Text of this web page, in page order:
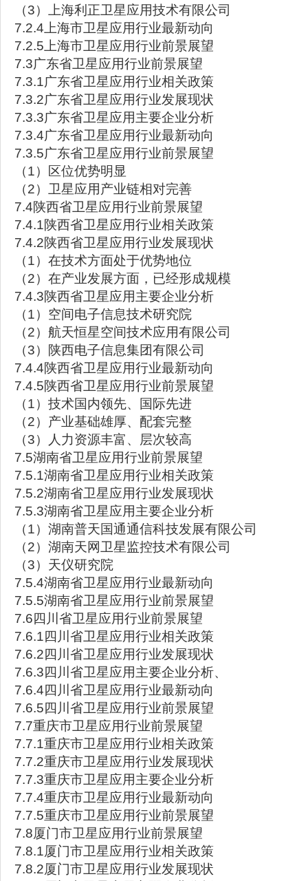
（3）上海利正卫星应用技术有限公司
7.2.4上海市卫星应用行业最新动向
7.2.5上海市卫星应用行业前景展望
7.3广东省卫星应用行业前景展望
7.3.1广东省卫星应用行业相关政策
7.3.2广东省卫星应用行业发展现状
7.3.3广东省卫星应用主要企业分析
7.3.4广东省卫星应用行业最新动向
7.3.5广东省卫星应用行业前景展望
（1）区位优势明显
（2）卫星应用产业链相对完善
7.4陕西省卫星应用行业前景展望
7.4.1陕西省卫星应用行业相关政策
7.4.2陕西省卫星应用行业发展现状
（1）在技术方面处于优势地位
（2）在产业发展方面，已经形成规模
7.4.3陕西省卫星应用主要企业分析
（1）空间电子信息技术研究院
（2）航天恒星空间技术应用有限公司
（3）陕西电子信息集团有限公司
7.4.4陕西省卫星应用行业最新动向
7.4.5陕西省卫星应用行业前景展望
（1）技术国内领先、国际先进
（2）产业基础雄厚、配套完整
（3）人力资源丰富、层次较高
7.5湖南省卫星应用行业前景展望
7.5.1湖南省卫星应用行业相关政策
7.5.2湖南省卫星应用行业发展现状
7.5.3湖南省卫星应用主要企业分析
（1）湖南普天国通通信科技发展有限公司
（2）湖南天网卫星监控技术有限公司
（3）天仪研究院
7.5.4湖南省卫星应用行业最新动向
7.5.5湖南省卫星应用行业前景展望
7.6四川省卫星应用行业前景展望
7.6.1四川省卫星应用行业相关政策
7.6.2四川省卫星应用行业发展现状
7.6.3四川省卫星应用主要企业分析、
7.6.4四川省卫星应用行业最新动向
7.6.5四川省卫星应用行业前景展望
7.7重庆市卫星应用行业前景展望
7.7.1重庆市卫星应用行业相关政策
7.7.2重庆市卫星应用行业发展现状
7.7.3重庆市卫星应用主要企业分析
7.7.4重庆市卫星应用行业最新动向
7.7.5重庆市卫星应用行业前景展望
7.8厦门市卫星应用行业前景展望
7.8.1厦门市卫星应用行业相关政策
7.8.2厦门市卫星应用行业发展现状